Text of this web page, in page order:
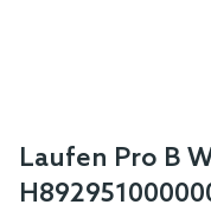
Skip
to
Laufen Pro B